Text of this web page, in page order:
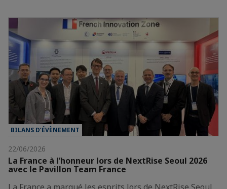
BILANS D’ÉVÈNEMENT
22/06/2026
La France à l’honneur lors de NextRise Seoul 2026
avec le Pavillon Team France